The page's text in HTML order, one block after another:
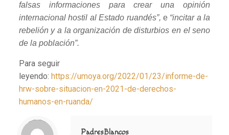
falsas informaciones para crear una opinión
internacional hostil al Estado ruandés”, e“incitar a la
rebelión y a la organización de disturbios en el seno
de la población”.
Para seguir
leyendo: https://umoya.org/2022/01/23/informe-de-
hrw-sobre-situacion-en-2021-de-derechos-
humanos-en-ruanda/
Notice
: Trying to access array offset on value of type null in
/home/misioner/public_html/padresblancos/themes/betheme/includes/content-single.php
on line
286
PadresBlancos